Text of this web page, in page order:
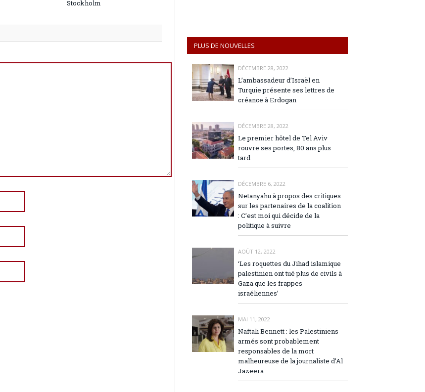
Stockholm
PLUS DE NOUVELLES
DÉCEMBRE 28, 2022
L’ambassadeur d’Israël en
Turquie présente ses lettres de
créance à Erdogan
DÉCEMBRE 28, 2022
Le premier hôtel de Tel Aviv
rouvre ses portes, 80 ans plus
tard
DÉCEMBRE 6, 2022
Netanyahu à propos des critiques
sur les partenaires de la coalition
: C’est moi qui décide de la
politique à suivre
AOÛT 12, 2022
‘Les roquettes du Jihad islamique
palestinien ont tué plus de civils à
Gaza que les frappes
israéliennes’
MAI 11, 2022
Naftali Bennett : les Palestiniens
armés sont probablement
responsables de la mort
malheureuse de la journaliste d’Al
Jazeera